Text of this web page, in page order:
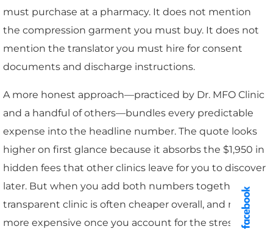
must purchase at a pharmacy. It does not mention
the compression garment you must buy. It does not
mention the translator you must hire for consent
documents and discharge instructions.
A more honest approach—practiced by Dr. MFO Clinic
and a handful of others—bundles every predictable
expense into the headline number. The quote looks
higher on first glance because it absorbs the $1,950 in
hidden fees that other clinics leave for you to discover
later. But when you add both numbers together, the
transparent clinic is often cheaper overall, and never
more expensive once you account for the stress and